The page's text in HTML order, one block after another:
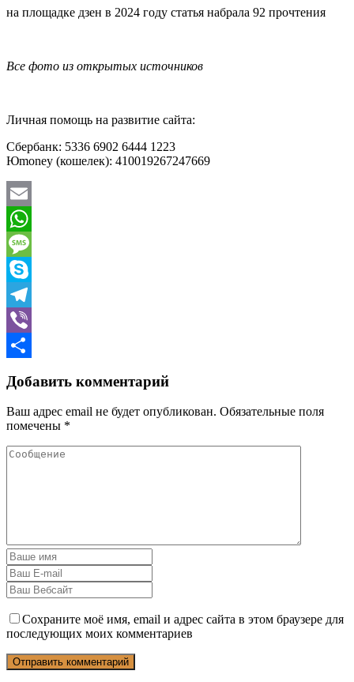
на площадке дзен в 2024 году статья набрала 92 прочтения
Все фото из открытых источников
Личная помощь на развитие сайта:
Сбербанк: 5336 6902 6444 1223
Юmoney (кошелек): 410019267247669
Email
WhatsApp
Message
Skype
Telegram
Viber
Добавить комментарий
Ваш адрес email не будет опубликован. Обязательные поля
помечены *
Сохраните моё имя, email и адрес сайта в этом браузере для
последующих моих комментариев